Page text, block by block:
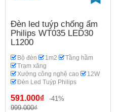
Đèn led tuýp chống ẩm
Philips WT035 LED30
L1200
Bộ đèn 1m2
Tầng hầm
Trạm xăng
Xưởng công nghệ cao
12W
Đèn Led Tuýp Philips
591.000₫
-41%
999.000₫